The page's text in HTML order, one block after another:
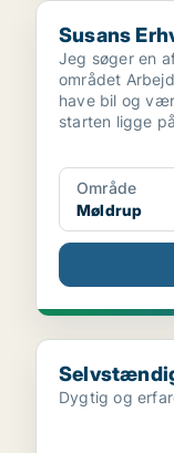
Susans
Susans
Jeg søger en
området
have bil og
starten ligge
Område
Møldrup
Selvstændig
Dygtig og